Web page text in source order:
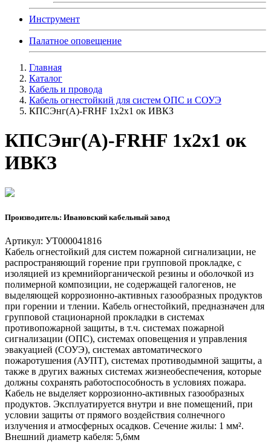
Инструмент
Палатное оповещение
Главная
Каталог
Кабель и провода
Кабель огнестойкий для систем ОПС и СОУЭ
КПСЭнг(А)-FRHF 1х2х1 ок ИВКЗ
КПСЭнг(А)-FRHF 1х2х1 ок
ИВКЗ
Производитель: Ивановский кабельный завод
Артикул: УТ000041816
Кабель огнестойкий для систем пожарной сигнализации, не
распространяющий горение при групповой прокладке, с
изоляцией из кремнийорганической резины и оболочкой из
полимерной композиции, не содержащей галогенов, не
выделяющей коррозионно-активных газообразных продуктов
при горении и тлении. Кабель огнестойкий, предназначен для
групповой стационарной прокладки в системах
противопожарной защиты, в т.ч. системах пожарной
сигнализации (ОПС), системах оповещения и управления
эвакуацией (СОУЭ), системах автоматического
пожаротушения (АУПТ), системах противодымной защиты, а
также в других важных системах жизнеобеспечения, которые
должны сохранять работоспособность в условиях пожара.
Кабель не выделяет коррозионно-активных газообразных
продуктов. Эксплуатируется внутри и вне помещений, при
условии защиты от прямого воздействия солнечного
излучения и атмосферных осадков. Сечение жилы: 1 мм².
Внешний диаметр кабеля: 5,6мм